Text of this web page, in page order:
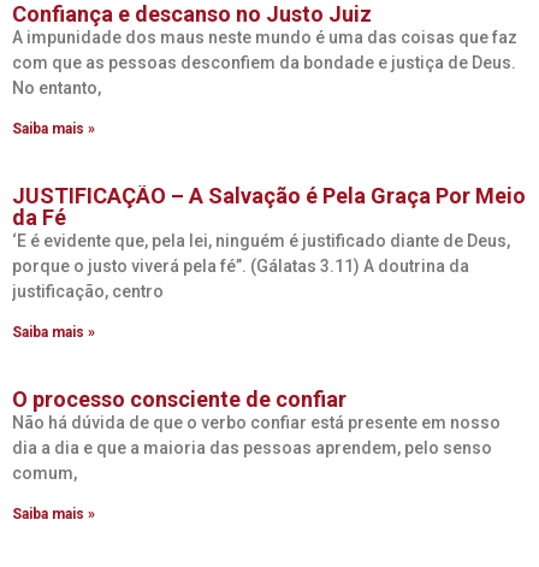
Confiança e descanso no Justo Juiz
A impunidade dos maus neste mundo é uma das coisas que faz
com que as pessoas desconfiem da bondade e justiça de Deus.
No entanto,
Saiba mais »
JUSTIFICAÇÃO – A Salvação é Pela Graça Por Meio
da Fé
‘E é evidente que, pela lei, ninguém é justificado diante de Deus,
porque o justo viverá pela fé”. (Gálatas 3.11) A doutrina da
justificação, centro
Saiba mais »
O processo consciente de confiar
Não há dúvida de que o verbo confiar está presente em nosso
dia a dia e que a maioria das pessoas aprendem, pelo senso
comum,
Saiba mais »